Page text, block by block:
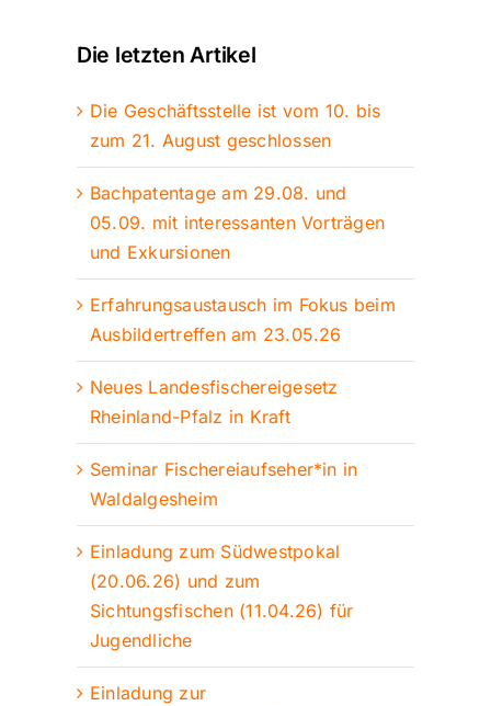
Die letzten Artikel
Die Geschäftsstelle ist vom 10. bis
zum 21. August geschlossen
Bachpatentage am 29.08. und
05.09. mit interessanten Vorträgen
und Exkursionen
Erfahrungsaustausch im Fokus beim
Ausbildertreffen am 23.05.26
Neues Landesfischereigesetz
Rheinland-Pfalz in Kraft
Seminar Fischereiaufseher*in in
Waldalgesheim
Einladung zum Südwestpokal
(20.06.26) und zum
Sichtungsfischen (11.04.26) für
Jugendliche
Einladung zur